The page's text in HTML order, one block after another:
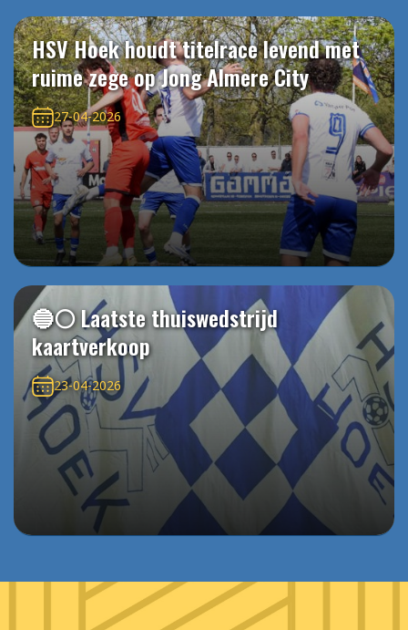
HSV Hoek houdt titelrace levend met
ruime zege op Jong Almere City
27-04-2026
🔵⚪️ Laatste thuiswedstrijd
kaartverkoop
23-04-2026